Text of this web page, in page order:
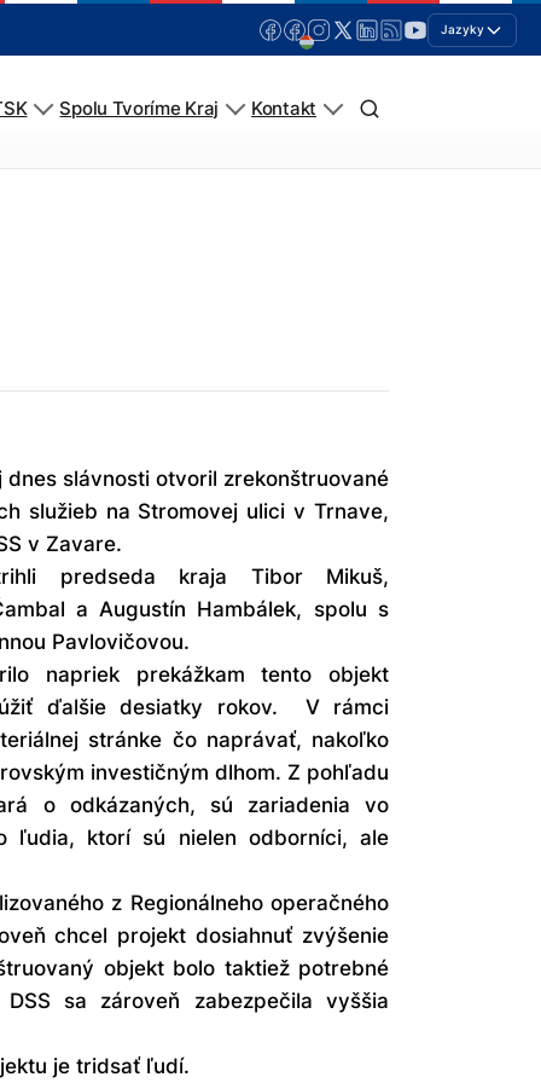
Jazyky
Spolu Tvoríme Kraj Kontakt
slávnosti otvoril zrekonštruované
služieb na Stromovej ulici v Trnave,
v Zavare.
predseda kraja Tibor Mikuš,
a Augustín Hambálek, spolu s
Pavlovičovou.
napriek prekážkam tento objekt
ďalšie desiatky rokov. V rámci
stránke čo naprávať, nakoľko
investičným dlhom. Z pohľadu
o odkázaných, sú zariadenia vo
ľudia, ktorí sú nielen odborníci, ale
z Regionálneho operačného
chcel projekt dosiahnuť zvýšenie
objekt bolo taktiež potrebné
sa zároveň zabezpečila vyššia
je tridsať ľudí.